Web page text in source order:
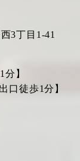
3丁目1-41
分】
口徒歩1分】